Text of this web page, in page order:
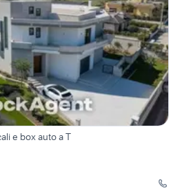
e box auto a T